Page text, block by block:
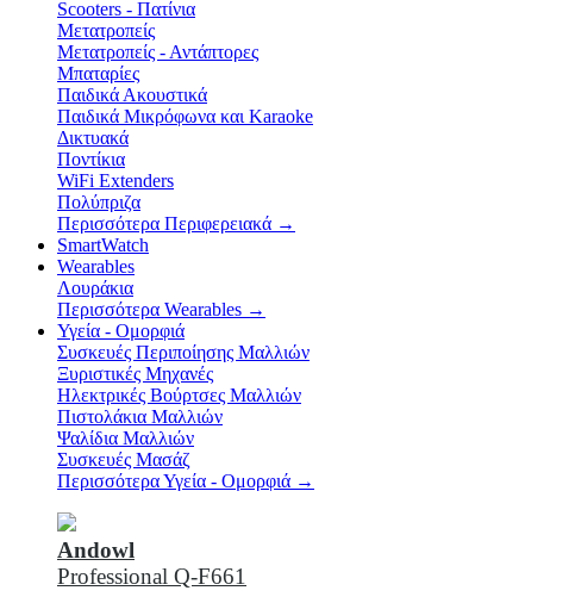
Scooters - Πατίνια
Μετατροπείς
Μετατροπείς - Αντάπτορες
Μπαταρίες
Παιδικά Ακουστικά
Παιδικά Μικρόφωνα και Karaoke
Δικτυακά
Ποντίκια
WiFi Extenders
Πολύπριζα
Περισσότερα Περιφερειακά →
SmartWatch
Wearables
Λουράκια
Περισσότερα Wearables →
Υγεία - Ομορφιά
Συσκευές Περιποίησης Μαλλιών
Ξυριστικές Μηχανές
Ηλεκτρικές Βούρτσες Μαλλιών
Πιστολάκια Μαλλιών
Ψαλίδια Μαλλιών
Συσκευές Μασάζ
Περισσότερα Υγεία - Ομορφιά →
Andowl
Professional Q-F661